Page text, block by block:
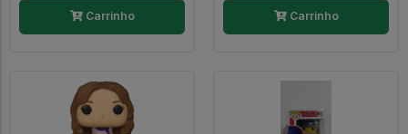
Carrinho Carrinho